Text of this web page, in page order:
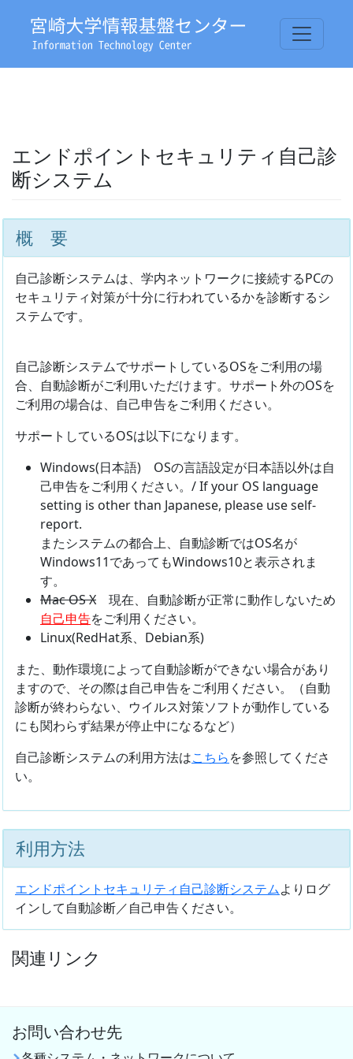
エンドポイントセキュリティ自己診
断システム
概 要
自己診断システムは、学内ネットワークに接続するPCの
セキュリティ対策が十分に行われているかを診断するシ
ステムです。
自己診断システムでサポートしているOSをご利用の場
合、自動診断がご利用いただけます。サポート外のOSを
ご利用の場合は、自己申告をご利用ください。
サポートしているOSは以下になります。
Windows(日本語) OSの言語設定が日本語以外は自
己申告をご利用ください。/ If your OS language
setting is other than Japanese, please use self-
report.
またシステムの都合上、自動診断ではOS名が
Windows11であってもWindows10と表示されま
す。
Mac OS X 現在、自動診断が正常に動作しないため
自己申告をご利用ください。
Linux(RedHat系、Debian系)
また、動作環境によって自動診断ができない場合があり
ますので、その際は自己申告をご利用ください。（自動
診断が終わらない、ウイルス対策ソフトが動作している
にも関わらず結果が停止中になるなど）
自己診断システムの利用方法はこちらを参照してくださ
い。
利用方法
エンドポイントセキュリティ自己診断システムよりログ
インして自動診断／自己申告ください。
関連リンク
お問い合わせ先